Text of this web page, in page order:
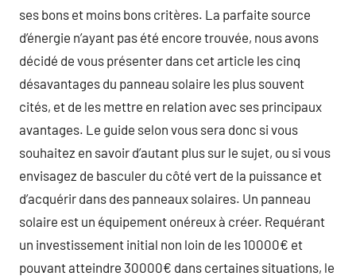
ses bons et moins bons critères. La parfaite source
d’énergie n’ayant pas été encore trouvée, nous avons
décidé de vous présenter dans cet article les cinq
désavantages du panneau solaire les plus souvent
cités, et de les mettre en relation avec ses principaux
avantages. Le guide selon vous sera donc si vous
souhaitez en savoir d’autant plus sur le sujet, ou si vous
envisagez de basculer du côté vert de la puissance et
d’acquérir dans des panneaux solaires. Un panneau
solaire est un équipement onéreux à créer. Requérant
un investissement initial non loin de les 10000€ et
pouvant atteindre 30000€ dans certaines situations, le